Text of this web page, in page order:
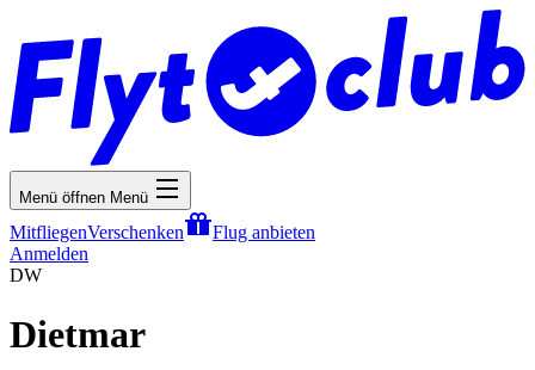
Menü öffnen Menü
MitfliegenVerschenken
Flug anbieten
Anmelden
DW
Dietmar